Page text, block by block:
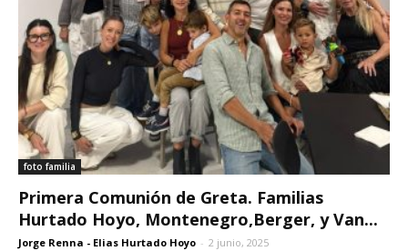
foto familia
Primera Comunión de Greta. Familias
Hurtado Hoyo, Montenegro,Berger, y Van...
Jorge Renna - Elias Hurtado Hoyo - 2 junio, 2025